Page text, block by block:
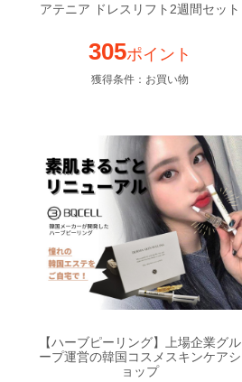
アテニア ドレスリフト2週間セット
305ポイント
獲得条件：お買い物
【ハーブピーリング】上場企業グル
ープ運営の韓国コスメスキンケアシ
ョップ